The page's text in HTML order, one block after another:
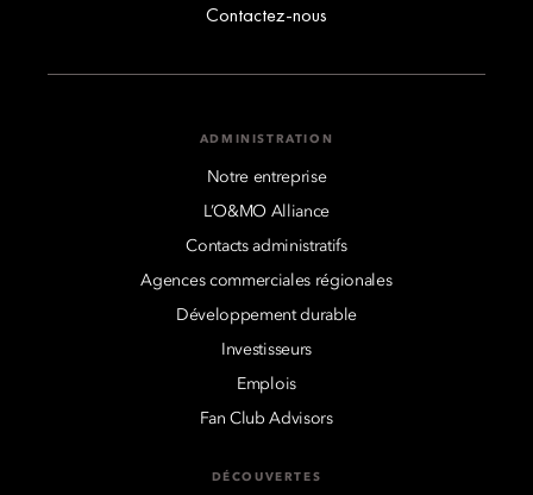
Contactez-nous
ADMINISTRATION
Notre entreprise
L’O&MO Alliance
Contacts administratifs
Agences commerciales régionales
Développement durable
Investisseurs
Emplois
Fan Club Advisors
DÉCOUVERTES